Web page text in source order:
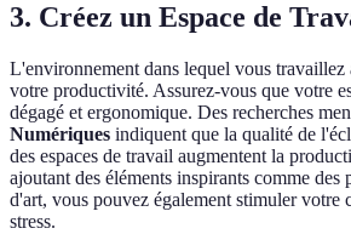
3. Créez un Espace de
L'environnement dans lequel vous travaillez
votre productivité. Assurez-vous que votre
dégagé et ergonomique. Des recherches
Numériques indiquent que la qualité de
des espaces de travail augmentent la
ajoutant des éléments inspirants comme des
d'art, vous pouvez également stimuler votre
stress.